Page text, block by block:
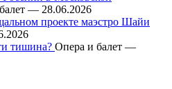
— 28.06.2026
проекте маэстро Шайи
тишина? Опера и балет —